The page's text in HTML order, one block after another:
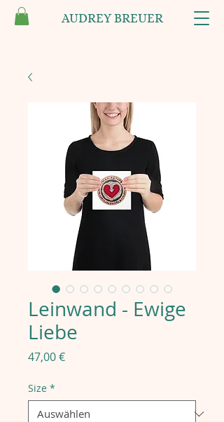
AUDREY BREUER
Leinwand - Ewige
Liebe
47,00 €Preis
Size *